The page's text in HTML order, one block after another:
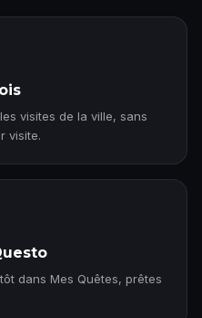
visites de la ville, sans
visite.
dans Mes Quêtes, prêtes